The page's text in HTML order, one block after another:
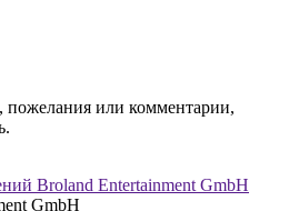
пожелания или комментарии,
GmbH